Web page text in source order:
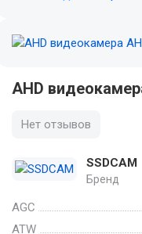
AHD
Нет отзывов
SSDCAM
Бренд
AGC
ATW